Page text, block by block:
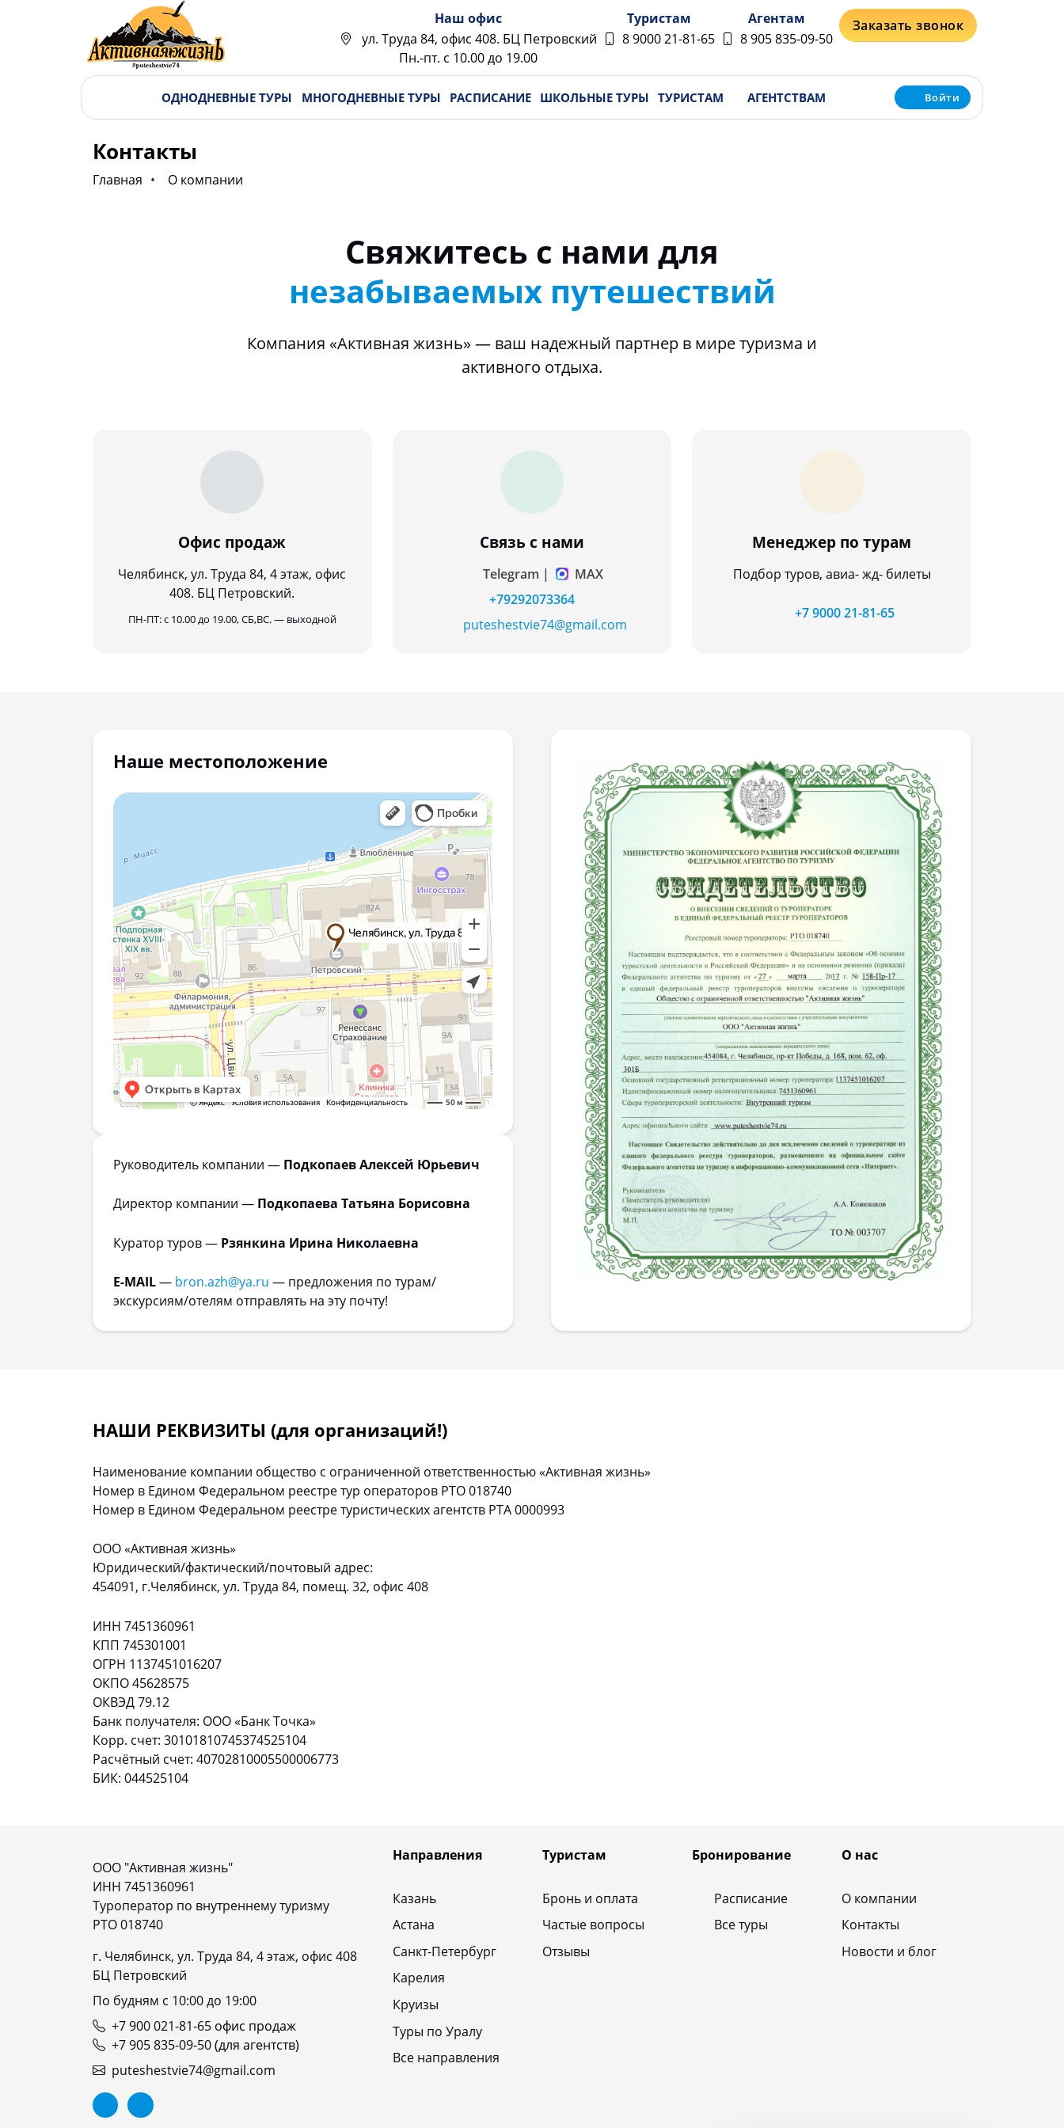
Наш офис
ул. Труда 84, офис 408. БЦ Петровский
Пн.-пт. с 10.00 до 19.00
Туристам
8 9000 21-81-65
Агентам
8 905 835-09-50
Заказать звонок
ОДНОДНЕВНЫЕ ТУРЫ МНОГОДНЕВНЫЕ ТУРЫ РАСПИСАНИЕ ШКОЛЬНЫЕ ТУРЫ ТУРИСТАМ АГЕНТСТВАМ Войти
Контакты
Главная О компании
Свяжитесь с нами для
незабываемых путешествий
Компания «Активная жизнь» — ваш надежный партнер в мире туризма и
активного отдыха.
Офис продаж
Челябинск, ул. Труда 84, 4 этаж, офис
408. БЦ Петровский.
ПН-ПТ: с 10.00 до 19.00, СБ,ВС. — выходной
Связь с нами
Telegram |
MAX
+79292073364
puteshestvie74@gmail.com
Менеджер по турам
Подбор туров, авиа- жд- билеты
+7 9000 21-81-65
Наше местоположение
Челябинск
Руководитель компании — Подкопаев Алексей Юрьевич
Директор компании — Подкопаева Татьяна Борисовна
Куратор туров — Рзянкина Ирина Николаевна
E-MAIL— bron.azh@ya.ru — предложения по турам/
экскурсиям/отелям отправлять на эту почту!
НАШИ РЕКВИЗИТЫ (для организаций!)
Наименование компании общество с ограниченной ответственностью «Активная жизнь»
Номер в Едином Федеральном реестре тур операторов РТО 018740
Номер в Едином Федеральном реестре туристических агентств РТА 0000993
ООО «Активная жизнь»
Юридический/фактический/почтовый адрес:
454091, г.Челябинск, ул. Труда 84, помещ. 32, офис 408
ИНН 7451360961
КПП 745301001
ОГРН 1137451016207
ОКПО 45628575
ОКВЭД 79.12
Банк получателя: ООО «Банк Точка»
Корр. счет: 30101810745374525104
Расчётный счет: 40702810005500006773
БИК: 044525104
ООО "Активная жизнь"
ИНН 7451360961
Туроператор по внутреннему туризму
РТО 018740
г. Челябинск, ул. Труда 84, 4 этаж, офис 408
БЦ Петровский
По будням с 10:00 до 19:00
+7 900 021-81-65 офис продаж
+7 905 835-09-50(для агентств)
puteshestvie74@gmail.com
Направления
Казань
Астана
Санкт-Петербург
Карелия
Круизы
Туры по Уралу
Все направления
Туристам
Бронь и оплата
Частые вопросы
Отзывы
Бронирование
Расписание
Все туры
О нас
О компании
Контакты
Новости и блог